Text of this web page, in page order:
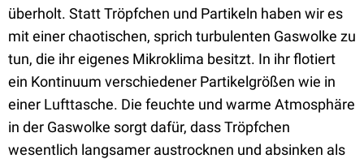
überholt. Statt Tröpfchen und Partikeln haben wir es
mit einer chaotischen, sprich turbulenten Gaswolke zu
tun, die ihr eigenes Mikroklima besitzt. In ihr flotiert
ein Kontinuum verschiedener Partikelgrößen wie in
einer Lufttasche. Die feuchte und warme Atmosphäre
in der Gaswolke sorgt dafür, dass Tröpfchen
wesentlich langsamer austrocknen und absinken als